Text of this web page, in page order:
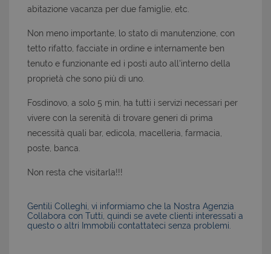
abitazione vacanza per due famiglie, etc.
Non meno importante, lo stato di manutenzione, con
tetto rifatto, facciate in ordine e internamente ben
tenuto e funzionante ed i posti auto all'interno della
proprietà che sono più di uno.
Fosdinovo, a solo 5 min, ha tutti i servizi necessari per
vivere con la serenità di trovare generi di prima
necessità quali bar, edicola, macelleria, farmacia,
poste, banca.
Non resta che visitarla!!!
Gentili Colleghi, vi informiamo che la Nostra Agenzia
Collabora con Tutti, quindi se avete clienti interessati a
questo o altri Immobili contattateci senza problemi.